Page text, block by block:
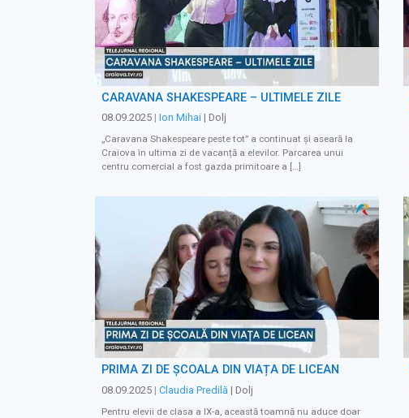
CARAVANA SHAKESPEARE – ULTIMELE ZILE
08.09.2025 | Ion Mihai | Dolj
„Caravana Shakespeare peste tot” a continuat și aseară la
Craiova în ultima zi de vacanță a elevilor. Parcarea unui
centru comercial a fost gazda primitoare a […]
PRIMA ZI DE ȘCOALĂ DIN VIAȚA DE LICEAN
08.09.2025 | Claudia Predilă | Dolj
Pentru elevii de clasa a IX-a, această toamnă nu aduce doar